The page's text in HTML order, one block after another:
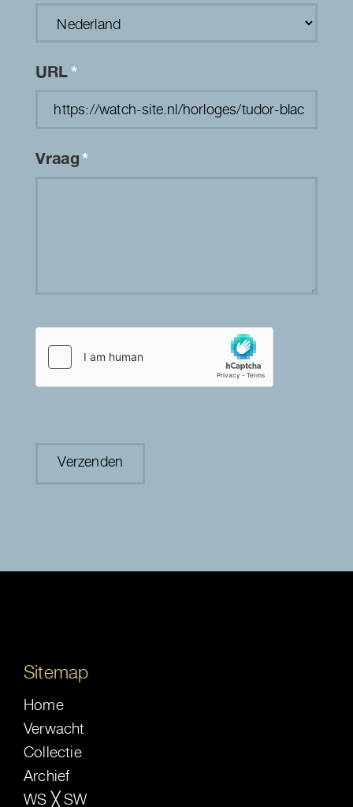
URL*
Vraag*
Sitemap
Home
Verwacht
Collectie
Archief
WS ╳ SW